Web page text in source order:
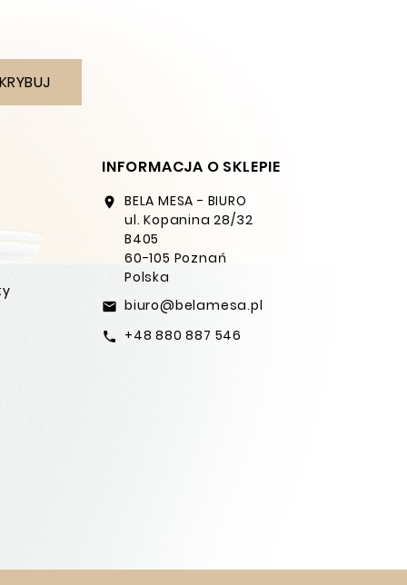
INFORMACJA O SKLEPIE
location_on
BELA MESA - BIURO
ul. Kopanina 28/32
B405
60-105 Poznań
Polska
email biuro@belamesa.pl
call +48 880 887 546